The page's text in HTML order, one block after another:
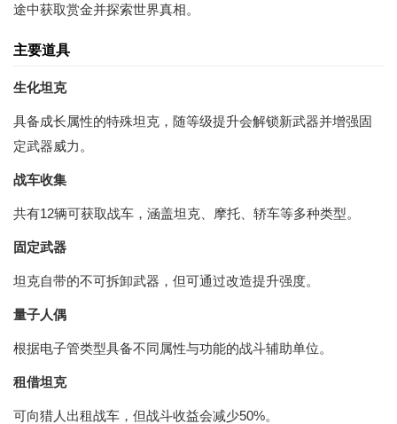
途中获取赏金并探索世界真相。
主要道具
生化坦克
具备成长属性的特殊坦克，随等级提升会解锁新武器并增强固
定武器威力。
战车收集
共有12辆可获取战车，涵盖坦克、摩托、轿车等多种类型。
固定武器
坦克自带的不可拆卸武器，但可通过改造提升强度。
量子人偶
根据电子管类型具备不同属性与功能的战斗辅助单位。
租借坦克
可向猎人出租战车，但战斗收益会减少50%。